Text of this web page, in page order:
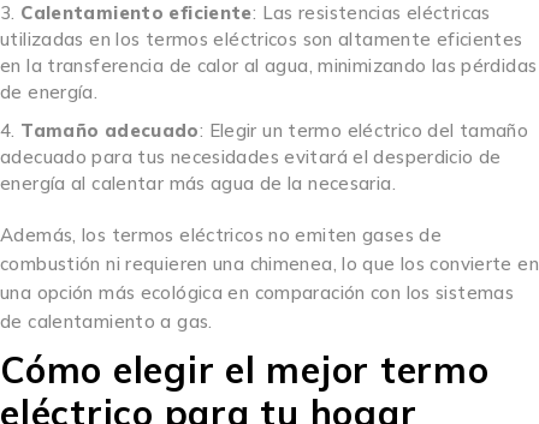
Calentamiento eficiente: Las resistencias eléctricas
utilizadas en los termos eléctricos son altamente eficientes
en la transferencia de calor al agua, minimizando las pérdidas
de energía.
Tamaño adecuado: Elegir un termo eléctrico del tamaño
adecuado para tus necesidades evitará el desperdicio de
energía al calentar más agua de la necesaria.
Además, los termos eléctricos no emiten gases de
combustión ni requieren una chimenea, lo que los convierte en
una opción más ecológica en comparación con los sistemas
de calentamiento a gas.
Cómo elegir el mejor termo
eléctrico para tu hogar